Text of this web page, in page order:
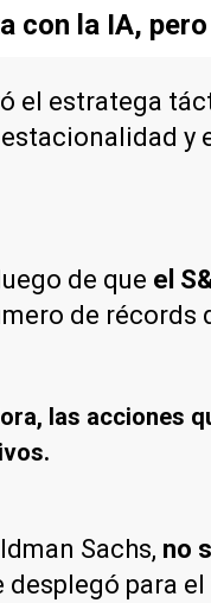
con la IA,
el estratega
y
de que el
de récords
las acciones
Sachs, no
desplegó para